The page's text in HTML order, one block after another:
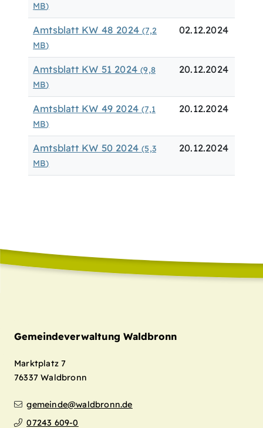
MB)
Amtsblatt KW 48 2024(7,2
MB)
02.12.2024
Amtsblatt KW 51 2024(9,8
MB)
20.12.2024
Amtsblatt KW 49 2024(7,1
MB)
20.12.2024
Amtsblatt KW 50 2024(5,3
MB)
20.12.2024
Gemeindeverwaltung Waldbronn
Marktplatz 7
76337 Waldbronn
gemeinde@waldbronn.de
07243 609-0